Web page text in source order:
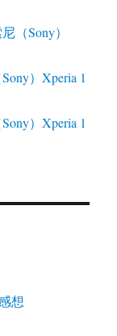
（Sony）
）Xperia 1
）Xperia 1
想